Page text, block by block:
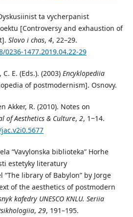
ta vycherpanist
[Controversy and exhaustion of
Slovo i chas, 4, 22–29.
1477.2019.04.22-29
E. (Eds.). (2003) Encyklopediia
of postmodernism]. Osnovy.
Akker, R. (2010). Notes on
of Aesthetics & Culture, 2, 1‒14.
“Vavylonska biblioteka” Horhe
estetyky literatury
library of Babylon” by Jorge
of the aesthetics of postmodern
kafedry UNESCO KNLU. Seriia
, 29, 191–195.